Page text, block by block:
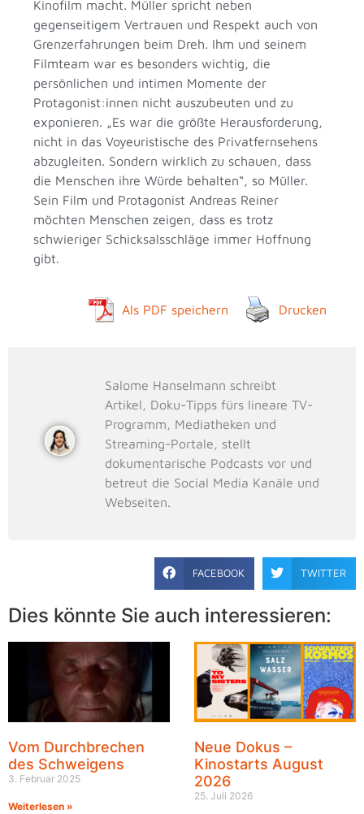
Kinofilm macht. Müller spricht neben
gegenseitigem Vertrauen und Respekt auch von
Grenzerfahrungen beim Dreh. Ihm und seinem
Filmteam war es besonders wichtig, die
persönlichen und intimen Momente der
Protagonist:innen nicht auszubeuten und zu
exponieren. „Es war die größte Herausforderung,
nicht in das Voyeuristische des Privatfernsehens
abzugleiten. Sondern wirklich zu schauen, dass
die Menschen ihre Würde behalten“, so Müller.
Sein Film und Protagonist Andreas Reiner
möchten Menschen zeigen, dass es trotz
schwieriger Schicksalsschläge immer Hoffnung
gibt.
Als PDF speichern Drucken
Salome Hanselmann schreibt
Artikel, Doku-Tipps fürs lineare TV-
Programm, Mediatheken und
Streaming-Portale, stellt
dokumentarische Podcasts vor und
betreut die Social Media Kanäle und
Webseiten.
FACEBOOK TWITTER
Dies könnte Sie auch interessieren:
Vom Durchbrechen
des Schweigens
3. Februar 2025
Weiterlesen »
Neue Dokus –
Kinostarts August
2026
25. Juli 2026